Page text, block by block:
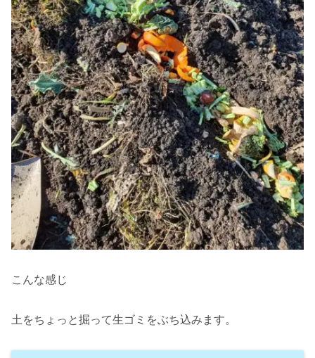
こんな感じ
土をちょっと掘って生ゴミをぶち込みます。